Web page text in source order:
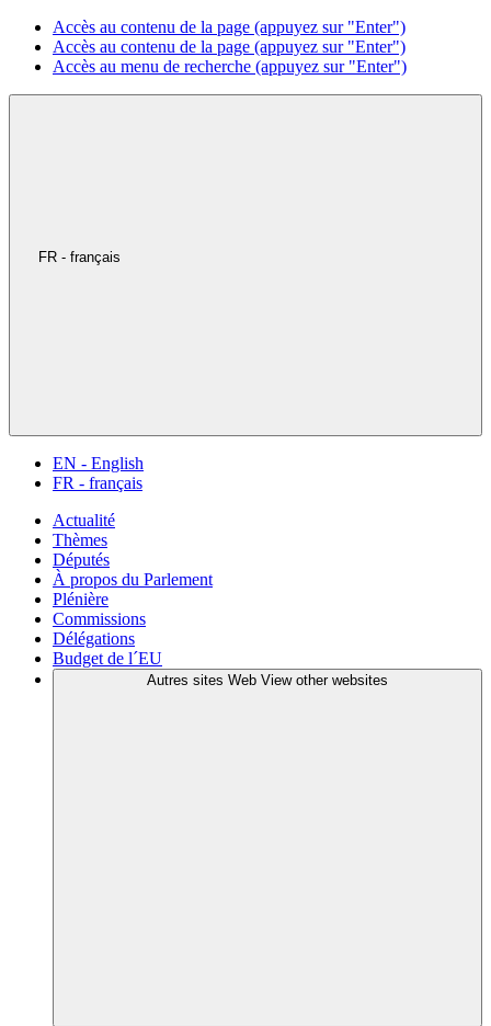
Accès au contenu de la page (appuyez sur "Enter")
Accès au contenu de la page (appuyez sur "Enter")
Accès au menu de recherche (appuyez sur "Enter")
FR - français
EN - English
FR - français
Actualité
Thèmes
Députés
À propos du Parlement
Plénière
Commissions
Délégations
Budget de l´EU
Autres sites Web View other websites